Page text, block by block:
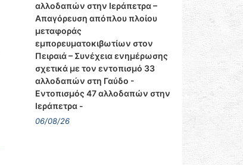
αλλοδαπών στην Ιεράπετρα –
Απαγόρευση απόπλου πλοίου
μεταφοράς
εμπορευματοκιβωτίων στον
Πειραιά – Συνέχεια ενημέρωσης
σχετικά με τον εντοπισμό 33
αλλοδαπών στη Γαύδο -
Εντοπισμός 47 αλλοδαπών στην
Ιεράπετρα -
06/08/26